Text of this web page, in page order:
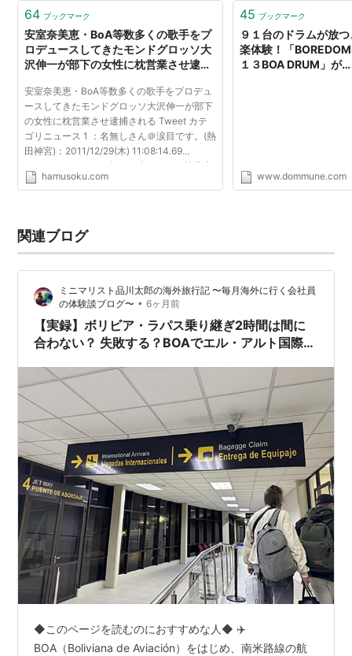
2001/12/19
2002/01/17LISTEN TO MY HEART
2002/03/13Every Heart-ミンナノキモチ-(CCCD)
Don’t start now(CCCD)
2002/08/28VALENTI (CCCD)
2002/09/19奇蹟 / NO.1 (CCCD)
2002/10/30Everything needs love featuring BoA
2002/12/11
JEWEL SONG/BESIDE YOU-僕を呼ぶ
声- (CCCD)
2003/05/14
2003/08/27Show me what you got(CCCD)
Parado/Milky way~君の歌~)(CCCD)
2003/12/03 Rock With You (CCCD)
2004/02/11Be the one
2004/03/17the Love Bug
2004/09/01
QUINCY
2004/12/01メリクリ/ メリクリ(SACD) / メリクリ
2005/03/30DO THE MOTION
2005/08/31make a secret
2005/11/23抱きしめる
2006/01/18Everlasting
2006/04/05七色の明日~brand new beat~/Your
Color(DVD付)
2006/08/09 KEY OF HEART/DOTCH(DVD付)
2006/11/01Winter Love(DVD付)
DVD
64 ブックマーク
安室奈美恵・BoA等数多くの歌手をプ
ロデュースしてきたモンドグロッソ大
沢伸一が部下の女性に枕営業させ逮捕
安室奈美恵・BoA等数多くの歌手をプロデュ
ースしてきたモンドグロッソ大沢伸一が部下
の女性に枕営業させ逮捕される Tweet カテ
ゴリニュース 1 ：名無しさん＠涙目です。(熱
田神宮)：2011/12/29(木) 11:08:14.69
ID:PkwrT4z/P ?PLT(12373) ポイント特典 部
下の女性に取引先とわいせつな行為をさせた
hamusoku.com
45 ブックマーク
９１台のドラムが放
楽体験！「
１３BOA DRUM」が
www.dommune.com
関連ブログ
ミニマリスト品川太郎の海外旅行記 〜毎月海外に行く会社員
の体験談ブログ〜 • 6ヶ月前
【実録】ボリビア・ラパス乗り継ぎ2時間は間に
合わない？ 失敗する？BOAでエル・アルト国際空
◆このページを読むのにおすすめな人◆ ✈️
BOA（Boliviana de Aviación）をはじめ、南米路線の航